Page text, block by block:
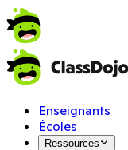
Enseignants
Écoles
Ressources